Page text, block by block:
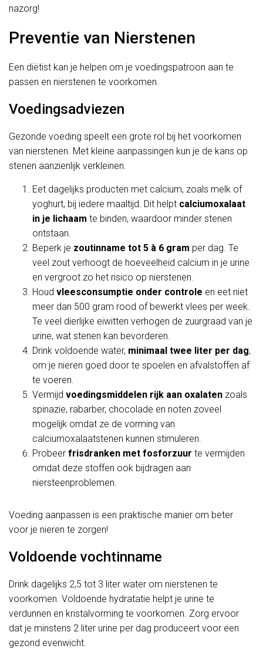
nazorg!
Preventie van Nierstenen
Een diëtist kan je helpen om je voedingspatroon aan te
passen en nierstenen te voorkomen.
Voedingsadviezen
Gezonde voeding speelt een grote rol bij het voorkomen
van nierstenen. Met kleine aanpassingen kun je de kans op
stenen aanzienlijk verkleinen.
Eet dagelijks producten met calcium, zoals melk of
yoghurt, bij iedere maaltijd. Dit helpt calciumoxalaat
in je lichaam te binden, waardoor minder stenen
ontstaan.
Beperk je zoutinname tot 5 à 6 gram per dag. Te
veel zout verhoogt de hoeveelheid calcium in je urine
en vergroot zo het risico op nierstenen.
Houd vleesconsumptie onder controle en eet niet
meer dan 500 gram rood of bewerkt vlees per week.
Te veel dierlijke eiwitten verhogen de zuurgraad van je
urine, wat stenen kan bevorderen.
Drink voldoende water, minimaal twee liter per dag,
om je nieren goed door te spoelen en afvalstoffen af
te voeren.
Vermijd voedingsmiddelen rijk aan oxalaten zoals
spinazie, rabarber, chocolade en noten zoveel
mogelijk omdat ze de vorming van
calciumoxalaatstenen kunnen stimuleren.
Probeer frisdranken met fosforzuur te vermijden
omdat deze stoffen ook bijdragen aan
niersteenproblemen.
Voeding aanpassen is een praktische manier om beter
voor je nieren te zorgen!
Voldoende vochtinname
Drink dagelijks 2,5 tot 3 liter water om nierstenen te
voorkomen. Voldoende hydratatie helpt je urine te
verdunnen en kristalvorming te voorkomen. Zorg ervoor
dat je minstens 2 liter urine per dag produceert voor een
gezond evenwicht.